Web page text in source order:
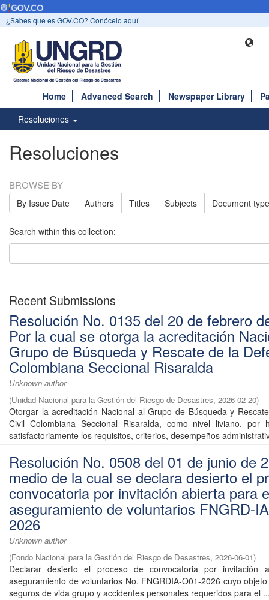
¿Sabes que es GOV.CO? Conócelo aquí
Home Advanced Search Newspaper Library
Resoluciones
Resoluciones
BROWSE BY
By Issue Date Authors Titles Subjects Document
Search within this collection:
Recent Submissions
Resolución No. 0135 del 20 de febrero
Por la cual se otorga la acreditación
Grupo de Búsqueda y Rescate de la
Colombiana Seccional Risaralda
Unknown author
(Unidad Nacional para la Gestión del Riesgo de Desastres, 2026-02-20)
Otorgar la acreditación Nacional al Grupo de Búsqueda y
Civil Colombiana Seccional Risaralda, como nivel liviano, por
satisfactoriamente los requisitos, criterios, desempeños
Resolución No. 0508 del 01 de junio de
medio de la cual se declara desierto el
convocatoria por invitación abierta para
aseguramiento de voluntarios FNGRD-
2026
Unknown author
(Fondo Nacional para la Gestión del Riesgo de Desastres, 2026-06-01)
Declarar desierto el proceso de convocatoria por invitación
aseguramiento de voluntarios No. FNGRDIA-O01-2026 cuyo
seguros de vida grupo y accidentes personales requeridos para el